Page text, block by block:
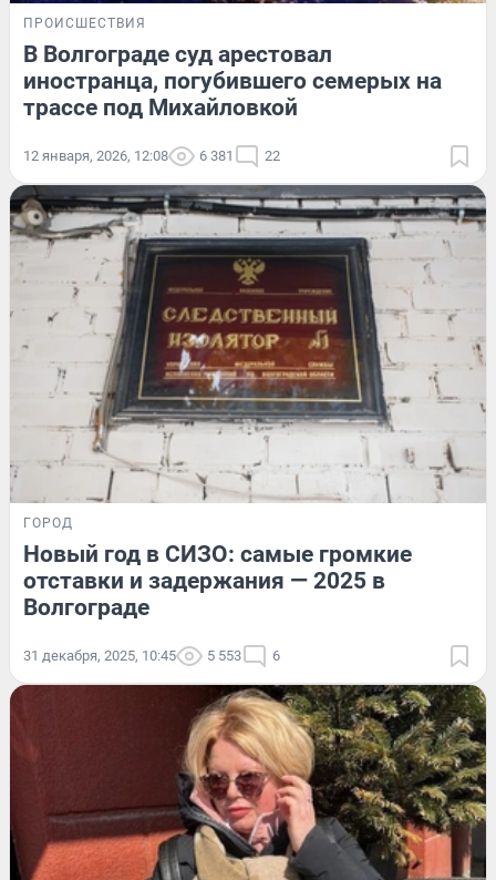
ПРОИСШЕСТВИЯ
В Волгограде суд арестовал
иностранца, погубившего семерых на
трассе под Михайловкой
12 января, 2026, 12:08 6 381 22
ГОРОД
Новый год в СИЗО: самые громкие
отставки и задержания — 2025 в
Волгограде
31 декабря, 2025, 10:45 5 553 6